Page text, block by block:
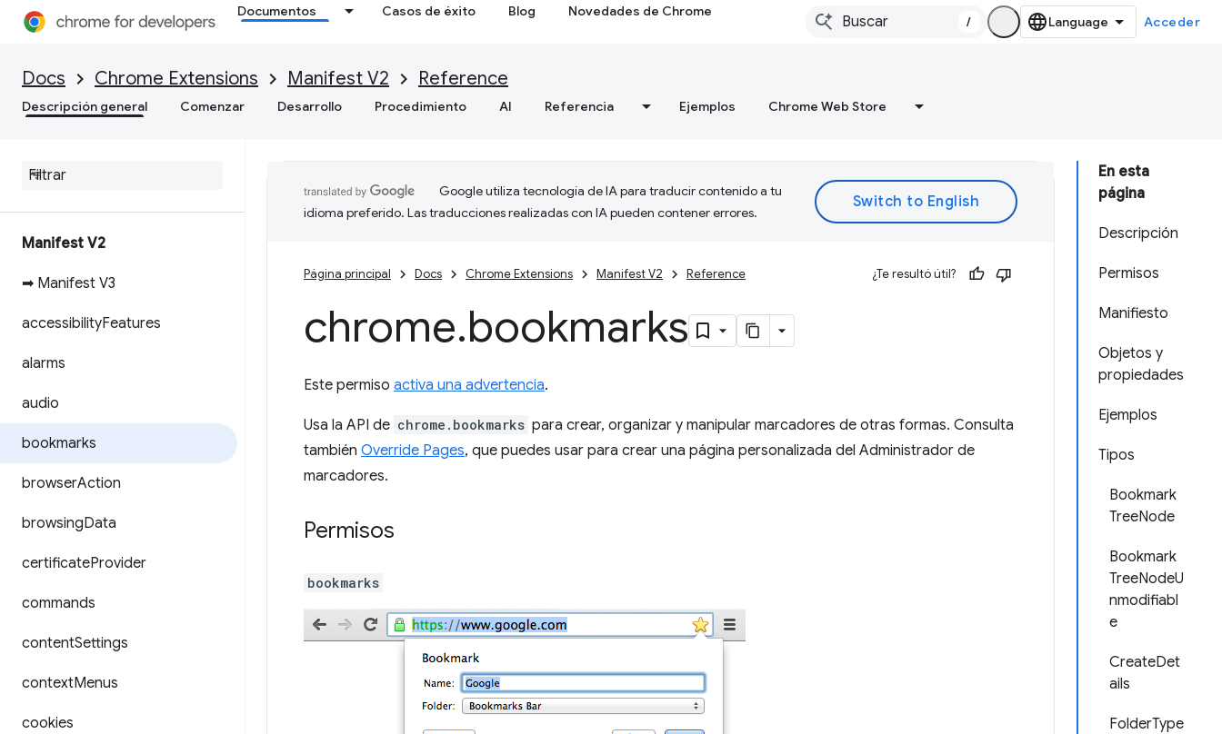
Documentos Casos de éxito Blog Novedades de Chrome
/ Acceder
Docs Chrome Extensions Manifest V2 Reference
Descripción general Comenzar Desarrollo Procedimiento AI Referencia Ejemplos Chrome Web Store
Manifest V2
➡ Manifest V3
accessibilityFeatures
alarms
audio
bookmarks
browserAction
browsingData
certificateProvider
commands
contentSettings
contextMenus
cookies
En esta
página
Descripción
Permisos
Manifiesto
Objetos y
propiedades
Ejemplos
Tipos
Bookmark
TreeNode
Bookmark
TreeNodeU
nmodifiabl
e
CreateDet
ails
FolderType
Google utiliza tecnología de IA para traducir contenido a tu
idioma preferido. Las traducciones realizadas con IA pueden contener errores.
Página principal Docs Chrome Extensions Manifest V2 Reference ¿Te resultó útil?
chrome.bookmarks
Este permiso activa una advertencia.
Usa la API de chrome.bookmarks para crear, organizar y manipular marcadores de otras formas. Consulta
también Override Pages, que puedes usar para crear una página personalizada del Administrador de
marcadores.
Permisos
bookmarks